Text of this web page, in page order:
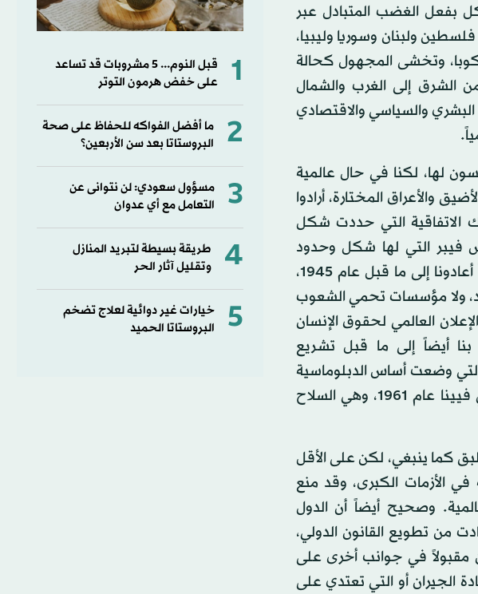
بفعل الغضب المتبادل عبر
ولبنان وسوريا وليبيا،
وتخشى المجهول كحالة
الشرق إلى الغرب والشمال
والسياسي والاقتصادي
لها، لكنا في حال عالمية
والأعراق المختارة، أرادوا
إلى ما قبل وستفاليا 1648؛ تلك الاتفاقية التي حددت شكل
فيبر التي لها شكل وحدود
وسيادة تحترم، وتخضع للقوانين الدولية. وأيضاً أعادونا إلى ما قبل عام 1945،
ولا مؤسسات تحمي الشعوب
العالمي لحقوق الإنسان
بنا أيضاً إلى ما قبل تشريع
الحديثة، عبر اتفاقيات فيينا 1815، التي وضعت أساس الدبلوماسية
بين الدول في العصر الحديث، وتأكدت أيضاً في فيينا عام 1961، وهي السلاح
الدولي ما بعد عام 1945 لم يطبق كما ينبغي، لكن على الأقل
الأزمات الكبرى، وقد منع
وصحيح أيضاً أن الدول
من تطويع القانون الدولي،
في جوانب أخرى على
الجيران أو التي تعتدي على
1
قبل النوم... 5 مشروبات قد تساعد
على خفض هرمون التوتر
2
ما أفضل الفواكه للحفاظ على صحة
البروستاتا بعد سن الأربعين؟
3
مسؤول سعودي: لن نتوانى عن
التعامل مع أي عدوان
4
طريقة بسيطة لتبريد المنازل
وتقليل آثار الحر
5
خيارات غير دوائية لعلاج تضخم
البروستاتا الحميد